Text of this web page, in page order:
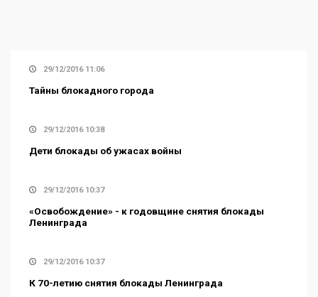
29/12/2016 11:06
Тайны блокадного города
29/12/2016 10:38
Дети блокады об ужасах войны
29/12/2016 10:37
«Освобождение» - к годовщине снятия блокады
Ленинграда
29/12/2016 10:37
К 70-летию снятия блокады Ленинграда